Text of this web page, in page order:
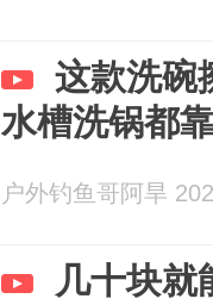
这款洗碗
水槽洗锅都
户外钓鱼哥阿旱
几十块就